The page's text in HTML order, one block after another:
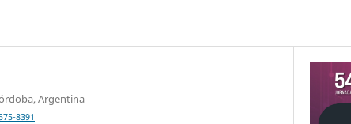
Argentina
8391